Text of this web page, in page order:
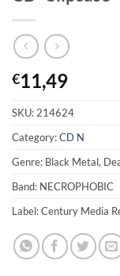
€11,49
SKU:214624
Category:CD N
Genre: Black Metal,
Band: NECROPHOBIC
Label: Century Media